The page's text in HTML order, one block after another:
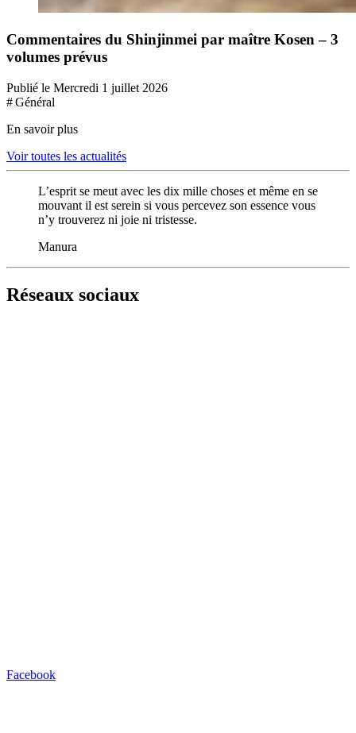
Commentaires du Shinjinmei par maître Kosen – 3
volumes prévus
Publié le Mercredi 1 juillet 2026
# Général
En savoir plus
Voir toutes les actualités
L’esprit se meut avec les dix mille choses et même en se
mouvant il est serein si vous percevez son essence vous
n’y trouverez ni joie ni tristesse.
Manura
Réseaux sociaux
Facebook